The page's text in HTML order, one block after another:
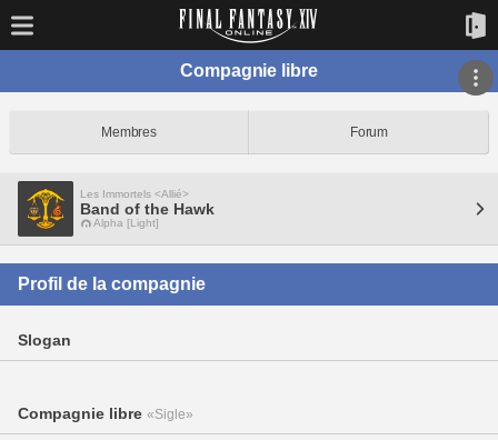
Compagnie libre
Membres Forum
Les Immortels <Allié>
Band of the Hawk
Alpha [Light]
Profil de la compagnie
Slogan
Compagnie libre «Sigle»